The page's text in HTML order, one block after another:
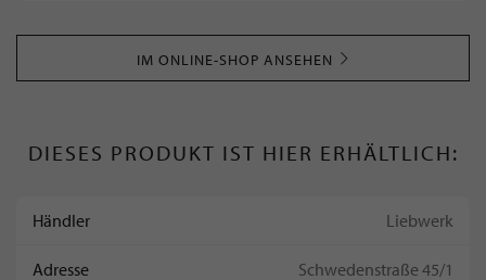
IM ONLINE-SHOP ANSEHEN
DIESES PRODUKT IST HIER ERHÄLTLICH:
Händler Liebwerk
Adresse
Schwedenstraße 45/1